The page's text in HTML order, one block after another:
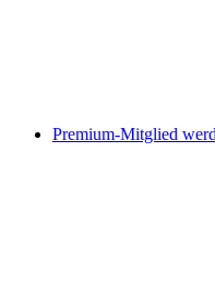
Premium-Mitglied